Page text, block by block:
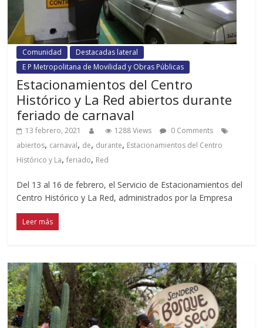
Comunidad
Destacadas lateral
E P Metropolitana de Movilidad y Obras Públicas
Estacionamientos del Centro
Histórico y La Red abiertos durante
feriado de carnaval
13 febrero, 2021 1288 Views
0 Comments
abiertos, carnaval, de, durante, Estacionamientos del Centro
Histórico y La,feriado, Red
Del 13 al 16 de febrero, el Servicio de Estacionamientos del
Centro Histórico y La Red, administrados por la Empresa
Leer más